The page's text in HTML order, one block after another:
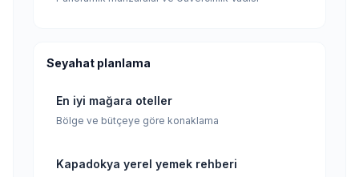
Seyahat planlama
En iyi mağara oteller
Bölge ve bütçeye göre konaklama
Kapadokya yerel yemek rehberi